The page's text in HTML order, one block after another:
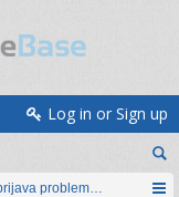
Log in or Sign up
problema i prijedlozi